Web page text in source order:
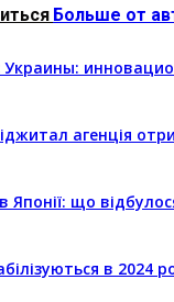
Больше от
агенція
що
в 2024